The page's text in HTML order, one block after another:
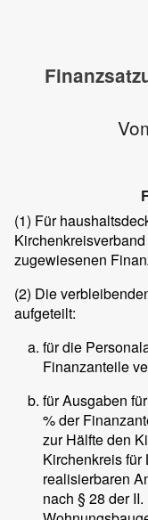
(1) Für
zugewiesenen
(2) Die
aufgeteilt:
für die
Finanzanteile
für Ausgaben
% der
zur Hälfte den
Kirchenkreis für
realisierbaren
nach § 28 der